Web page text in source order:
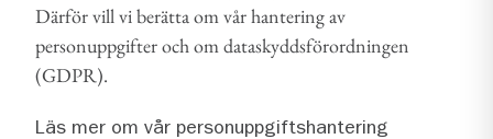
Därför vill vi berätta om vår hantering av
personuppgifter och om dataskyddsförordningen
(GDPR).
Läs mer om vår personuppgiftshantering